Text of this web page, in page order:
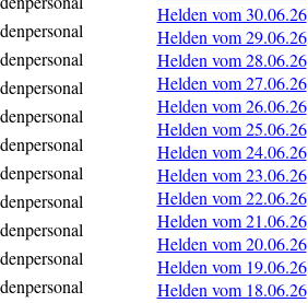
Helden vom 30.06.26
Helden vom 29.06.26
Helden vom 28.06.26
Helden vom 27.06.26
Helden vom 26.06.26
Helden vom 25.06.26
Helden vom 24.06.26
Helden vom 23.06.26
Helden vom 22.06.26
Helden vom 21.06.26
Helden vom 20.06.26
Helden vom 19.06.26
Helden vom 18.06.26